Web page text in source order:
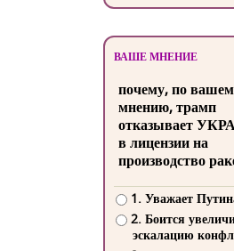
ВАШЕ МНЕНИЕ
почему, по
мнению, трамп
отказывает
в лицензии на
производство
1. Уважает
2. Боится
эскалацию